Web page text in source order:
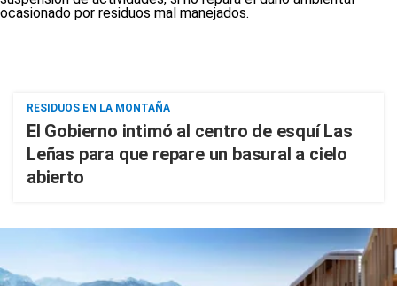
RESIDUOS EN LA MONTAÑA
El Gobierno intimó al centro de esquí Las
Leñas para que repare un basural a cielo
abierto